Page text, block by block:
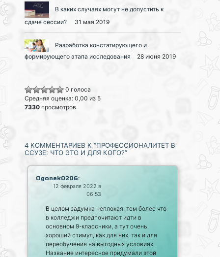
В каких случаях могут не допустить к
сдаче сессии?
31 мая 2019
Разработка констатирующего и
формирующего этапа исследования
28 июня 2019
0 голоса
Средняя оценка: 0,00 из 5
7330 просмотров
4 КОММЕНТАРИЕВ К “ПРОФЕССИОНАЛИТЕТ В
ССУЗЕ: ЧТО ЭТО И ДЛЯ КОГО?”
Ogonek0206:
12 февраля 2022 в
06:53
В целом задумка неплохая, тем более что
в колледжи предпочитают идти в
основном 9-классники, а тут очень
хороший стимул, как для них, так и для
переобучения на выгодных условиях.
Название интересное придумали этой